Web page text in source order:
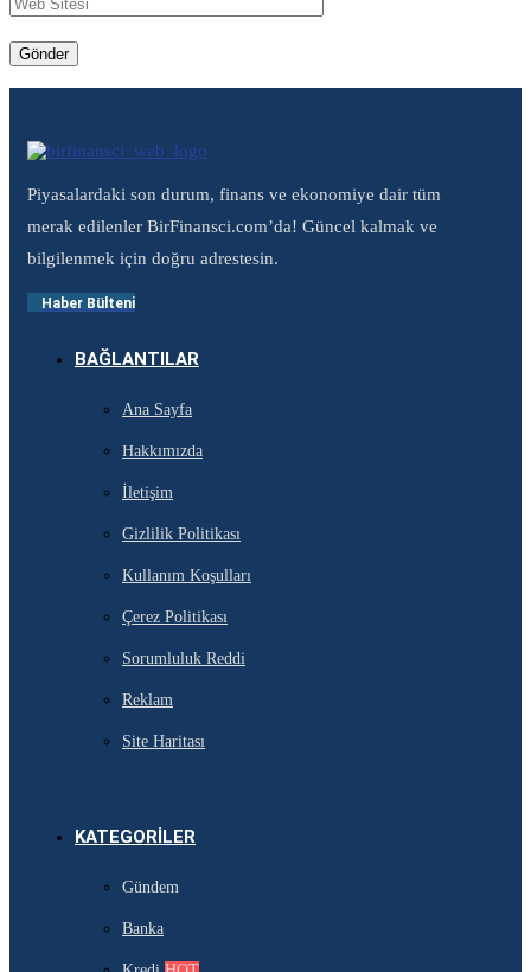
Piyasalardaki son durum, finans ve ekonomiye dair tüm
merak edilenler BirFinansci.com’da! Güncel kalmak ve
bilgilenmek için doğru adrestesin.
Haber Bülteni
BAĞLANTILAR
Ana Sayfa
Hakkımızda
İletişim
Gizlilik Politikası
Kullanım Koşulları
Çerez Politikası
Sorumluluk Reddi
Reklam
Site Haritası
KATEGORILER
Gündem
Banka